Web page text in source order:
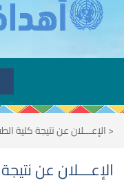
<الإعـــلان عن نتيجة كلية
الإعـــلان عن